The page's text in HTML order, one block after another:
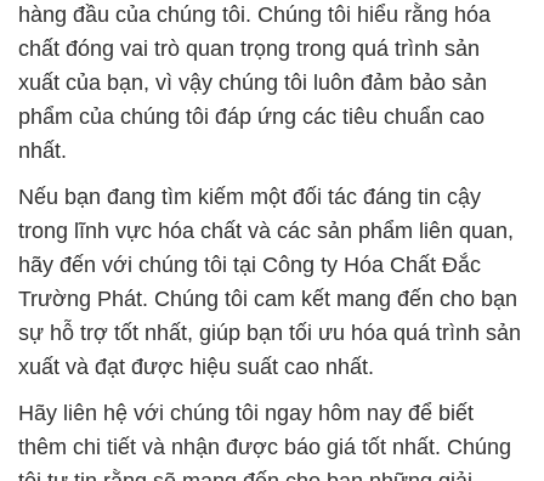
hàng đầu của chúng tôi. Chúng tôi hiểu rằng hóa
chất đóng vai trò quan trọng trong quá trình sản
xuất của bạn, vì vậy chúng tôi luôn đảm bảo sản
phẩm của chúng tôi đáp ứng các tiêu chuẩn cao
nhất.
Nếu bạn đang tìm kiếm một đối tác đáng tin cậy
trong lĩnh vực hóa chất và các sản phẩm liên quan,
hãy đến với chúng tôi tại Công ty Hóa Chất Đắc
Trường Phát. Chúng tôi cam kết mang đến cho bạn
sự hỗ trợ tốt nhất, giúp bạn tối ưu hóa quá trình sản
xuất và đạt được hiệu suất cao nhất.
Hãy liên hệ với chúng tôi ngay hôm nay để biết
thêm chi tiết và nhận được báo giá tốt nhất. Chúng